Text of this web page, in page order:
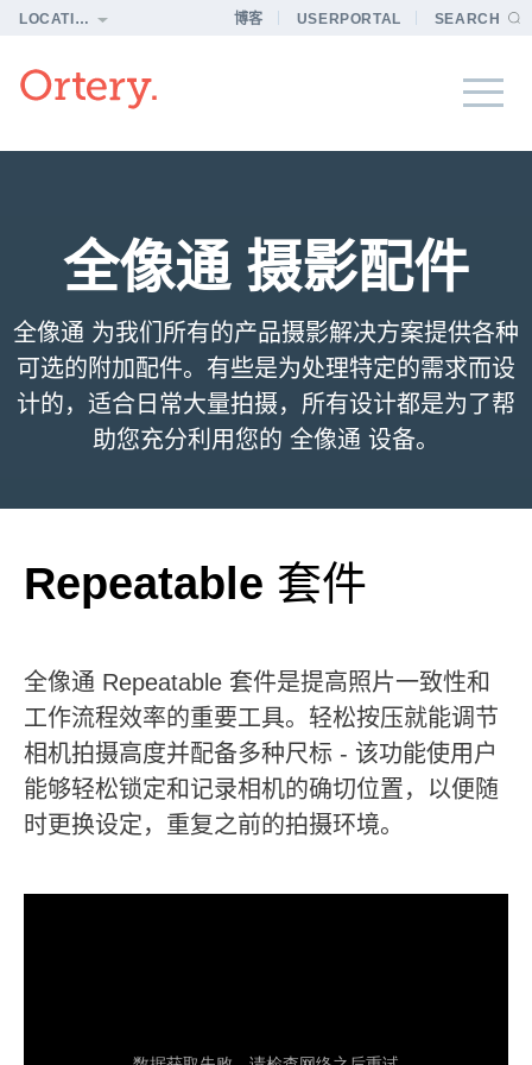
LOCATION 博客 USERPORTAL SEARCH
全像通 摄影配件
全像通 为我们所有的产品摄影解决方案提供各种
可选的附加配件。有些是为处理特定的需求而设
计的，适合日常大量拍摄，所有设计都是为了帮
助您充分利用您的 全像通 设备。
Repeatable 套件
全像通 Repeatable 套件是提高照片一致性和
工作流程效率的重要工具。轻松按压就能调节
相机拍摄高度并配备多种尺标 - 该功能使用户
能够轻松锁定和记录相机的确切位置，以便随
时更换设定，重复之前的拍摄环境。